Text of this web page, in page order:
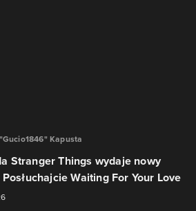
Kapusta
Stranger Things wydaje nowy
Waiting For Your Love